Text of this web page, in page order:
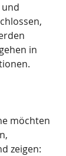
in
möchten
zeigen: